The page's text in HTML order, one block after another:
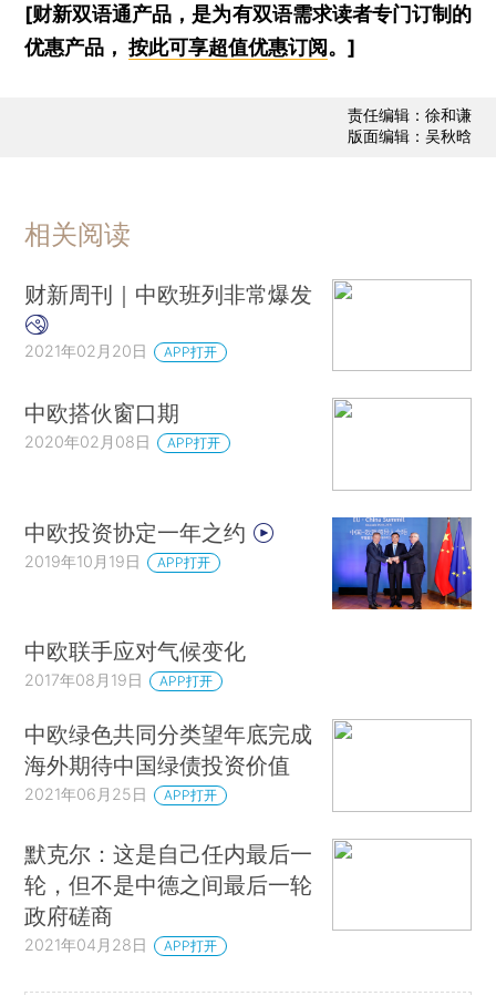
[财新双语通产品，是为有双语需求读者专门订制的
优惠产品，按此可享超值优惠订阅 。]
责任编辑：徐和谦
版面编辑：吴秋晗
相关阅读
财新周刊｜中欧班列非常爆发
2021年02月20日 APP打开
中欧搭伙窗口期
2020年02月08日 APP打开
中欧投资协定一年之约
2019年10月19日 APP打开
中欧联手应对气候变化
2017年08月19日 APP打开
中欧绿色共同分类望年底完成
海外期待中国绿债投资价值
2021年06月25日 APP打开
默克尔：这是自己任内最后一
轮，但不是中德之间最后一轮
政府磋商
2021年04月28日 APP打开